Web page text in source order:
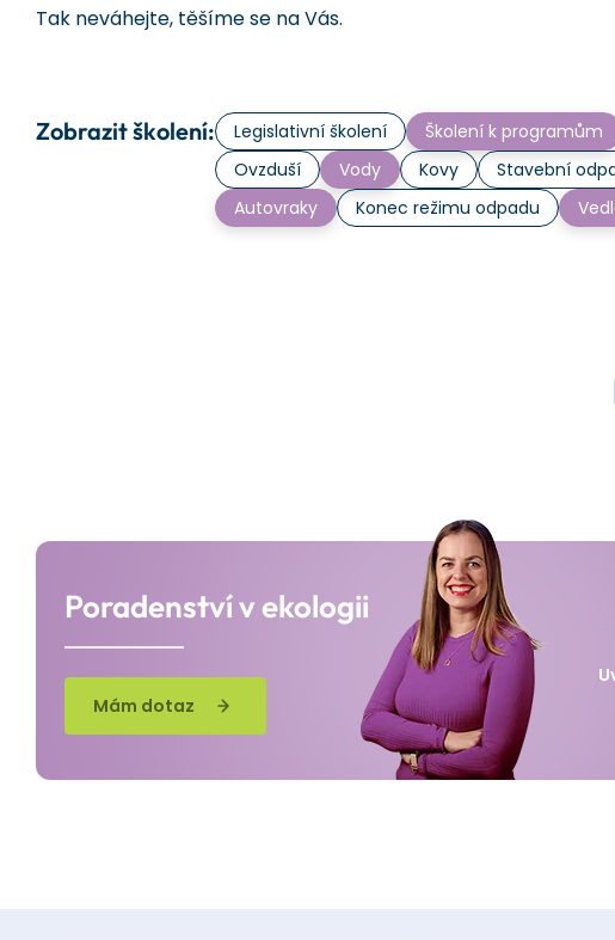
Tak neváhejte, těšíme se na Vás.
Zobrazit školení: Legislativní školení Školení k programům
Ovzduší
Vody Kovy Stavební
Autovraky
Konec režimu odpadu
Poradenství v ekologii
Mám dotaz